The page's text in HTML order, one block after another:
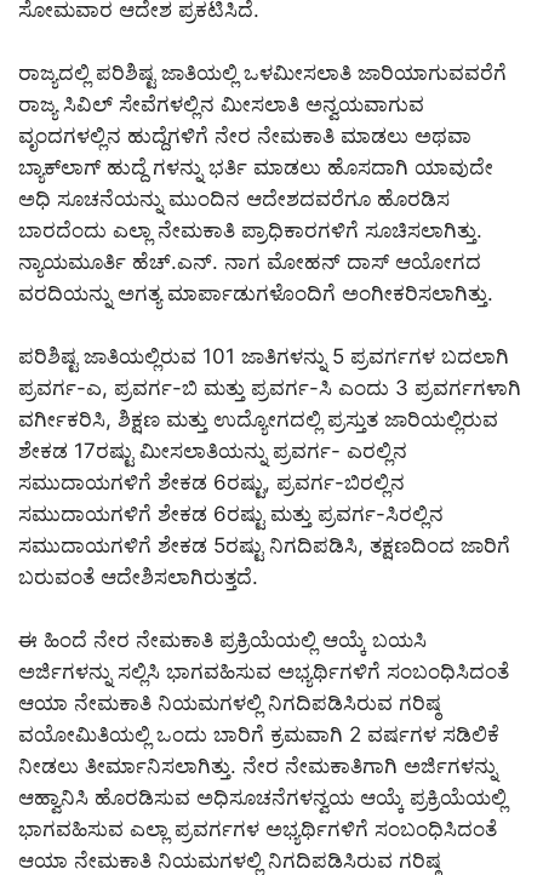
ಸೋಮವಾರ ಆದೇಶ ಪ್ರಕಟಿಸಿದೆ.
ರಾಜ್ಯದಲ್ಲಿ ಪರಿಶಿಷ್ಟ ಜಾತಿಯಲ್ಲಿ ಒಳಮೀಸಲಾತಿ ಜಾರಿಯಾಗುವವರೆಗೆ
ರಾಜ್ಯ ಸಿವಿಲ್ ಸೇವೆಗಳಲ್ಲಿನ ಮೀಸಲಾತಿ ಅನ್ವಯವಾಗುವ
ವೃಂದಗಳಲ್ಲಿನ ಹುದ್ದೆಗಳಿಗೆ ನೇರ ನೇಮಕಾತಿ ಮಾಡಲು ಅಥವಾ
ಬ್ಯಾಕ್‌ಲಾಗ್ ಹುದ್ದೆ ಗಳನ್ನು ಭರ್ತಿ ಮಾಡಲು ಹೊಸದಾಗಿ ಯಾವುದೇ
ಅಧಿ ಸೂಚನೆಯನ್ನು ಮುಂದಿನ ಆದೇಶದವರೆಗೂ ಹೊರಡಿಸ
ಬಾರದೆಂದು ಎಲ್ಲಾ ನೇಮಕಾತಿ ಪ್ರಾಧಿಕಾರಗಳಿಗೆ ಸೂಚಿಸಲಾಗಿತ್ತು.
ನ್ಯಾಯಮೂರ್ತಿ ಹೆಚ್.ಎನ್. ನಾಗ ಮೋಹನ್ ದಾಸ್ ಆಯೋಗದ
ವರದಿಯನ್ನು ಅಗತ್ಯ ಮಾರ್ಪಾಡುಗಳೊಂದಿಗೆ ಅಂಗೀಕರಿಸಲಾಗಿತ್ತು.
ಪರಿಶಿಷ್ಟ ಜಾತಿಯಲ್ಲಿರುವ 101 ಜಾತಿಗಳನ್ನು 5 ಪ್ರವರ್ಗಗಳ ಬದಲಾಗಿ
ಪ್ರವರ್ಗ-ಎ, ಪ್ರವರ್ಗ-ಬಿ ಮತ್ತು ಪ್ರವರ್ಗ-ಸಿ ಎಂದು 3 ಪ್ರವರ್ಗಗಳಾಗಿ
ವರ್ಗೀಕರಿಸಿ, ಶಿಕ್ಷಣ ಮತ್ತು ಉದ್ಯೋಗದಲ್ಲಿ ಪ್ರಸ್ತುತ ಜಾರಿಯಲ್ಲಿರುವ
ಶೇಕಡ 17ರಷ್ಟು ಮೀಸಲಾತಿಯನ್ನು ಪ್ರವರ್ಗ- ಎರಲ್ಲಿನ
ಸಮುದಾಯಗಳಿಗೆ ಶೇಕಡ 6ರಷ್ಟು, ಪ್ರವರ್ಗ-ಬಿರಲ್ಲಿನ
ಸಮುದಾಯಗಳಿಗೆ ಶೇಕಡ 6ರಷ್ಟು ಮತ್ತು ಪ್ರವರ್ಗ-ಸಿರಲ್ಲಿನ
ಸಮುದಾಯಗಳಿಗೆ ಶೇಕಡ 5ರಷ್ಟು ನಿಗದಿಪಡಿಸಿ, ತಕ್ಷಣದಿಂದ ಜಾರಿಗೆ
ಬರುವಂತೆ ಆದೇಶಿಸಲಾಗಿರುತ್ತದೆ.
ಈ ಹಿಂದೆ ನೇರ ನೇಮಕಾತಿ ಪ್ರಕ್ರಿಯೆಯಲ್ಲಿ ಆಯ್ಕೆ ಬಯಸಿ
ಅರ್ಜಿಗಳನ್ನು ಸಲ್ಲಿಸಿ ಭಾಗವಹಿಸುವ ಅಭ್ಯರ್ಥಿಗಳಿಗೆ ಸಂಬಂಧಿಸಿದಂತೆ
ಆಯಾ ನೇಮಕಾತಿ ನಿಯಮಗಳಲ್ಲಿ ನಿಗದಿಪಡಿಸಿರುವ ಗರಿಷ್ಠ
ವಯೋಮಿತಿಯಲ್ಲಿ ಒಂದು ಬಾರಿಗೆ ಕ್ರಮವಾಗಿ 2 ವರ್ಷಗಳ ಸಡಿಲಿಕೆ
ನೀಡಲು ತೀರ್ಮಾನಿಸಲಾಗಿತ್ತು. ನೇರ ನೇಮಕಾತಿಗಾಗಿ ಅರ್ಜಿಗಳನ್ನು
ಆಹ್ವಾನಿಸಿ ಹೊರಡಿಸುವ ಅಧಿಸೂಚನೆಗಳನ್ವಯ ಆಯ್ಕೆ ಪ್ರಕ್ರಿಯೆಯಲ್ಲಿ
ಭಾಗವಹಿಸುವ ಎಲ್ಲಾ ಪ್ರವರ್ಗಗಳ ಅಭ್ಯರ್ಥಿಗಳಿಗೆ ಸಂಬಂಧಿಸಿದಂತೆ
ಆಯಾ ನೇಮಕಾತಿ ನಿಯಮಗಳಲ್ಲಿ ನಿಗದಿಪಡಿಸಿರುವ ಗರಿಷ್ಠ